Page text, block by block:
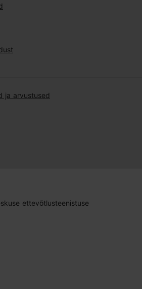
ja arvustused
ettevõtlusteenistuse